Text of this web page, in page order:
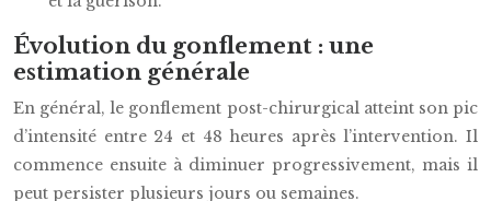
Évolution du gonflement : une
estimation générale
En général, le gonflement post-chirurgical atteint son pic
d’intensité entre 24 et 48 heures après l’intervention. Il
commence ensuite à diminuer progressivement, mais il
peut persister plusieurs jours ou semaines.